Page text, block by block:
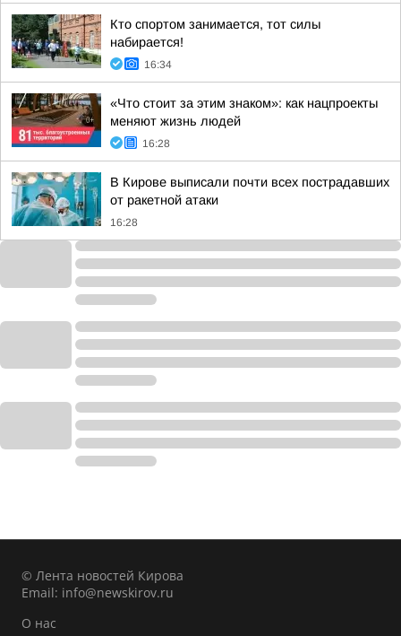
Кто спортом занимается, тот силы
набирается!
16:34
«Что стоит за этим знаком»: как нацпроекты
меняют жизнь людей
16:28
В Кирове выписали почти всех пострадавших
от ракетной атаки
16:28
© Лента новостей Кирова
Email: info@newskirov.ru
О нас